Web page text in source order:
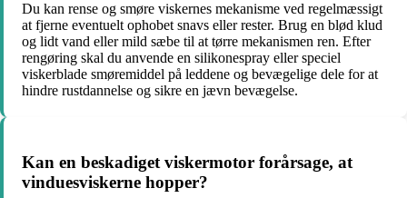
Du kan rense og smøre viskernes mekanisme ved regelmæssigt
at fjerne eventuelt ophobet snavs eller rester. Brug en blød klud
og lidt vand eller mild sæbe til at tørre mekanismen ren. Efter
rengøring skal du anvende en silikonespray eller speciel
viskerblade smøremiddel på leddene og bevægelige dele for at
hindre rustdannelse og sikre en jævn bevægelse.
Kan en beskadiget viskermotor forårsage, at
vinduesviskerne hopper?